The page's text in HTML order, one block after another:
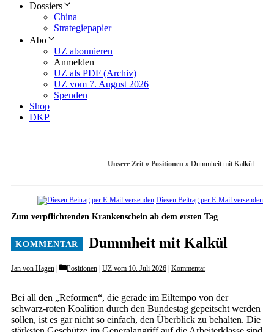
Dossiers
China
Strategiepapier
Abo
UZ abonnieren
Anmelden
UZ als PDF (Archiv)
UZ vom 7. August 2026
Spenden
Shop
DKP
Unsere Zeit » Positionen » Dummheit mit Kalkül
Diesen Beitrag per E-Mail versenden
Zum verpflichtenden Krankenschein ab dem ersten Tag
Dummheit mit Kalkül
Jan von Hagen Categories
Positionen UZ vom 10. Juli 2026 Kommentar
Bei all den „Reformen“, die gerade im Eiltempo von der
schwarz-roten Koalition durch den Bundestag gepeitscht werden
sollen, ist es gar nicht so einfach, den Überblick zu behalten. Die